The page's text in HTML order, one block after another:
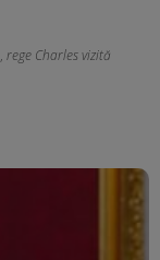
, rege Charles vizită